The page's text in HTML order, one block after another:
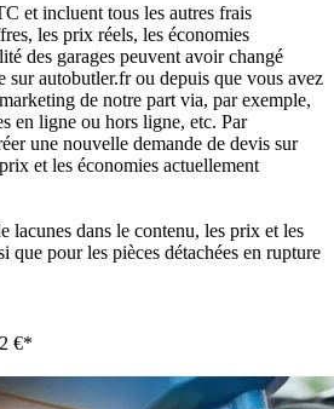
et incluent tous les autres frais
les prix réels, les économies
des garages peuvent avoir changé
sur autobutler.fr ou depuis que vous avez
de notre part via, par exemple,
en ligne ou hors ligne, etc. Par
une nouvelle demande de devis sur
et les économies actuellement
lacunes dans le contenu, les prix et les
que pour les pièces détachées en rupture
€*